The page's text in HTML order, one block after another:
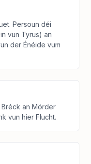
Persoun déi
vun Tyrus) an
der Énéide vum
Bréck an Mörder
vun hier Flucht.